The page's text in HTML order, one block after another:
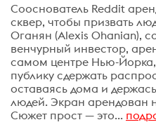
Сооснователь Reddit
сквер, чтобы призвать
Оганян (Alexis Ohanian),
венчурный инвестор,
самом центре Нью-
публику сдержать
оставаясь дома и
людей. Экран арендован
Сюжет прост — это...